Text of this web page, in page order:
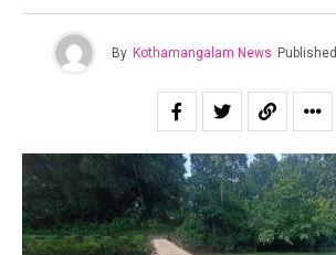
By Kothamangalam News Published